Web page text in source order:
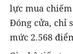
lực mua
Đóng cửa, chỉ
mức 2.568